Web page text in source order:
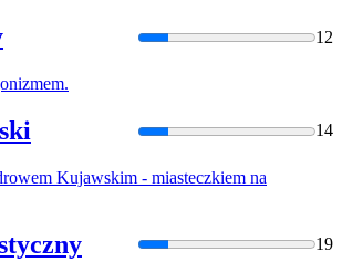
12
14
Kujawskim - miasteczkiem na
19